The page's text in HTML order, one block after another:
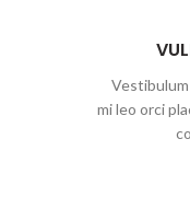
mi leo orci